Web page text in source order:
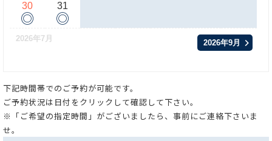
30
◎
31
◎
2026年7月 2026年9月
下記時間帯でのご予約が可能です。
ご予約状況は日付をクリックして確認して下さい。
※「ご希望の指定時間」がございましたら、事前にご連絡下さいま
せ。